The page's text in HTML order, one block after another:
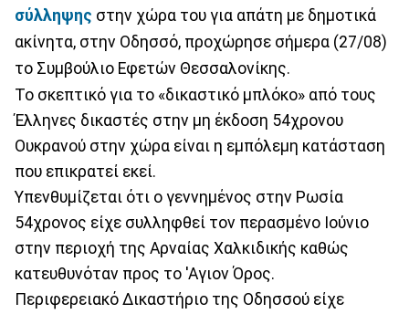
σύλληψης στην χώρα του για απάτη με δημοτικά
ακίνητα, στην Οδησσό, προχώρησε σήμερα (27/08)
το Συμβούλιο Εφετών Θεσσαλονίκης.
Το σκεπτικό για το «δικαστικό μπλόκο» από τους
Έλληνες δικαστές στην μη έκδοση 54χρονου
Ουκρανού στην χώρα είναι η εμπόλεμη κατάσταση
που επικρατεί εκεί.
Υπενθυμίζεται ότι ο γεννημένος στην Ρωσία
54χρονος είχε συλληφθεί τον περασμένο Ιούνιο
στην περιοχή της Αρναίας Χαλκιδικής καθώς
κατευθυνόταν προς το 'Αγιον Όρος.
Περιφερειακό Δικαστήριο της Οδησσού είχε